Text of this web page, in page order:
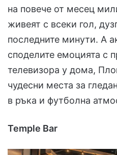
на повече от месец
живеят с всеки гол,
последните минути. А
споделите емоцията с
телевизора у дома,
чудесни места за
в ръка и футболна
Temple Bar